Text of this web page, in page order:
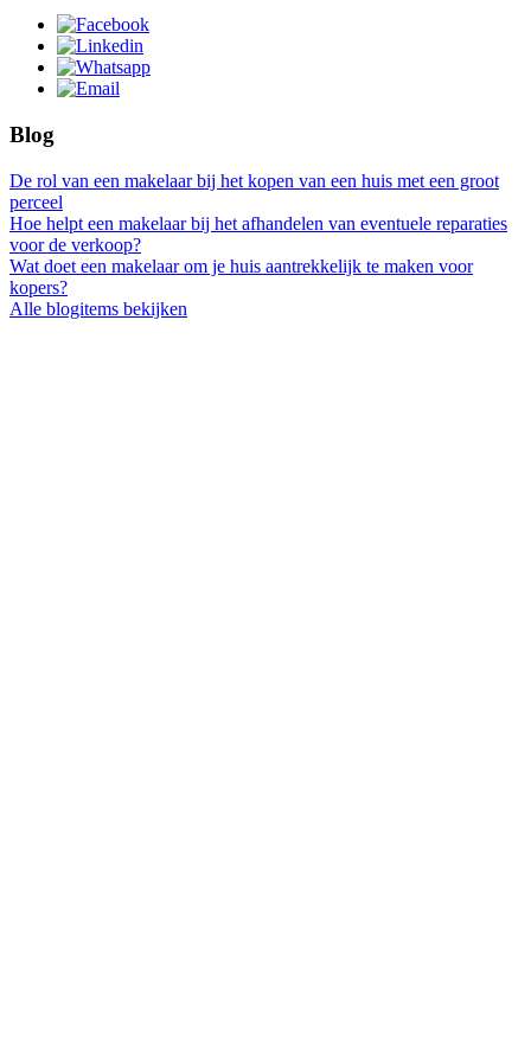
Blog
De rol van een makelaar bij het kopen van een huis met een groot
perceel
Hoe helpt een makelaar bij het afhandelen van eventuele reparaties
voor de verkoop?
Wat doet een makelaar om je huis aantrekkelijk te maken voor
kopers?
Alle blogitems bekijken